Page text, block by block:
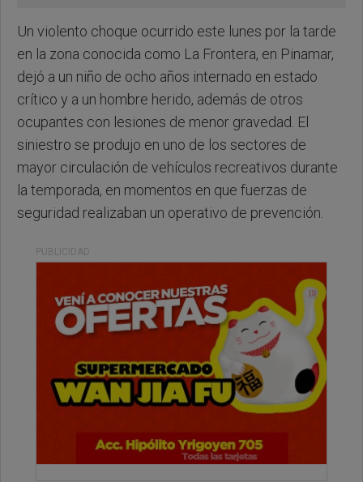
Un violento choque ocurrido este lunes por la tarde
en la zona conocida como La Frontera, en Pinamar,
dejó a un niño de ocho años internado en estado
crítico y a un hombre herido, además de otros
ocupantes con lesiones de menor gravedad. El
siniestro se produjo en uno de los sectores de
mayor circulación de vehículos recreativos durante
la temporada, en momentos en que fuerzas de
seguridad realizaban un operativo de prevención.
PUBLICIDAD